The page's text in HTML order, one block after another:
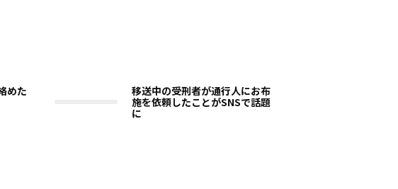
めた
移送中の受刑者が通行人にお布
施を依頼したことがSNSで話題
に